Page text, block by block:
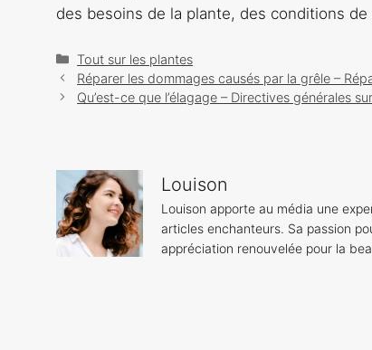
des besoins de la plante, des conditions
Catégories
Tout sur les plantes
Navigation
des
Réparer les dommages causés par la grêle –
Qu’est-ce que l’élagage – Directives générales
Louison
Louison apporte au média une
articles enchanteurs. Sa passion
appréciation renouvelée pour la